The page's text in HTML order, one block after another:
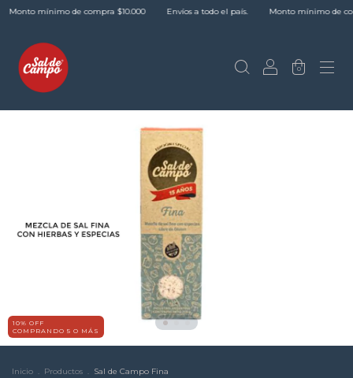
Monto mínimo de compra $10.000 Envíos a todo el país. Monto mínimo de
0
10% OFF
COMPRANDO 5 O MÁS
Inicio . Productos . Sal de Campo Fina